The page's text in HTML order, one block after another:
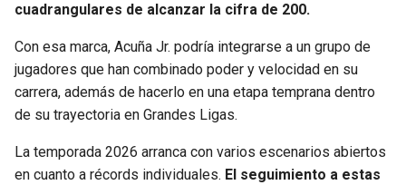
cuadrangulares de alcanzar la cifra de 200.
Con esa marca, Acuña Jr. podría integrarse a un grupo de
jugadores que han combinado poder y velocidad en su
carrera, además de hacerlo en una etapa temprana dentro
de su trayectoria en Grandes Ligas.
La temporada 2026 arranca con varios escenarios abiertos
en cuanto a récords individuales. El seguimiento a estas